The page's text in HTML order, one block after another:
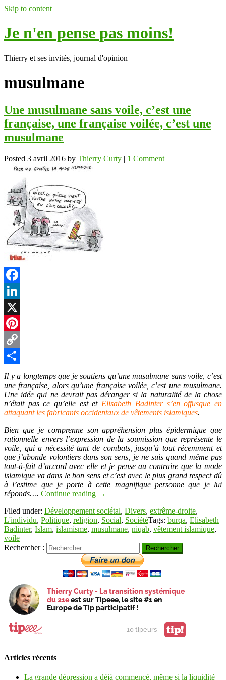
Skip to content
Je n'en pense pas moins!
Thierry et ses invités, journal d'opinion
musulmane
Une musulmane sans voile, c’est une
française, une française voilée, c’est une
musulmane
Posted 3 avril 2016 by Thierry Curty | 1 Comment
Facebook
LinkedIn
X
Pinterest
Copy
Link
Partager
Il y a longtemps que je soutiens qu’une musulmane sans voile, c’est
une française, alors qu’une française voilée, c’est une musulmane.
Une idée qui ne devrait pas déranger si la naturalité de la chose
n’était pas ce qu’elle est et Elisabeth Badinter s’en offusque en
attaquant les fabricants occidentaux de vêtements islamiques.
Bien que je comprenne son appréhension plus épidermique que
rationnelle envers l’expression de la soumission que représente le
voile, qui a nécessité tant de combats, jusqu’à tout récemment et
que j’abonde volontiers dans son sens, je ne suis quand même pas
tout-à-fait d’accord avec elle et je pense au contraire que la mode
islamique va dans le bon sens et c’est avec le plus grand respect dû
à l’estime que je porte à cette magnifique personne que je lui
réponds…. Continue reading →
Filed under: Développement sociétal, Divers, extrême-droite,
L'individu, Politique, religion, Social, SociétéTags: burqa, Elisabeth
Badinter, Islam, islamisme, musulmane, niqab, vêtement islamique,
voile
Rechercher :
Thierry Curty - La transition systémique
du 21eest sur Tipeee, le site #1 en
Europe de Tip participatif !
10 tipeurs tip!
Articles récents
La grande dépression a déjà commencé, même si la liquidité